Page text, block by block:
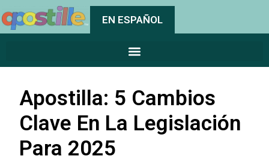
EN ESPAÑOL
Apostilla: 5 Cambios
Clave En La Legislación
Para 2025